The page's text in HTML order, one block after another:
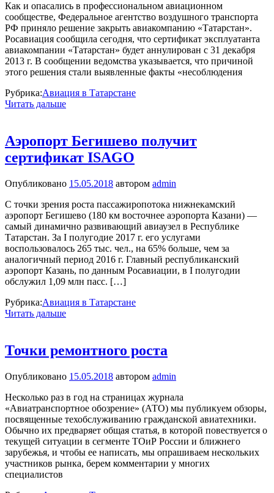
Как и опасались в профессиональном авиационном
сообществе, Федеральное агентство воздушного транспорта
РФ приняло решение закрыть авиакомпанию «Татарстан».
Росавиация сообщила сегодня, что сертификат эксплуатанта
авиакомпании «Татарстан» будет аннулирован с 31 декабря
2013 г. В сообщении ведомства указывается, что причиной
этого решения стали выявленные факты «несоблюдения
Рубрика:Авиация в Татарстане
Читать дальше
Аэропорт Бегишево получит
сертификат ISAGO
Опубликовано 15.05.2018 автором admin
C точки зрения роста пассажиропотока нижнекамский
аэропорт Бегишево (180 км восточнее аэропорта Казани) —
самый динамично развивающий авиаузел в Республике
Татарстан. За I полугодие 2017 г. его услугами
воспользовалось 265 тыс. чел., на 65% больше, чем за
аналогичный период 2016 г. Главный республиканский
аэропорт Казань, по данным Росавиации, в I полугодии
обслужил 1,09 млн пасс. […]
Рубрика:Авиация в Татарстане
Читать дальше
Точки ремонтного роста
Опубликовано 15.05.2018 автором admin
Несколько раз в год на страницах журнала
«Авиатранспортное обозрение» (АТО) мы публикуем обзоры,
посвященные техобслуживанию гражданской авиатехники.
Обычно их предваряет общая статья, в которой повествуется о
текущей ситуации в сегменте ТОиР России и ближнего
зарубежья, и чтобы ее написать, мы опрашиваем нескольких
участников рынка, берем комментарии у многих
специалистов